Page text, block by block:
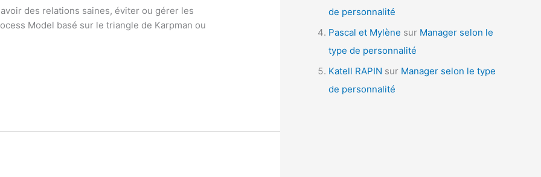
des relations saines, éviter ou gérer les
Model basé sur le triangle de Karpman ou
de personnalité
Pascal et Mylène sur Manager selon le
type de personnalité
Katell RAPIN sur Manager selon le type
de personnalité